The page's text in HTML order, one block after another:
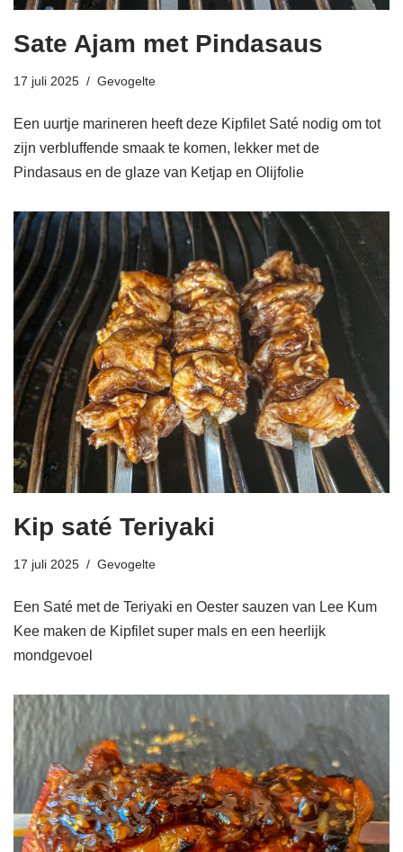
Sate Ajam met Pindasaus
17 juli 2025 Gevogelte
Een uurtje marineren heeft deze Kipfilet Saté nodig om tot
zijn verbluffende smaak te komen, lekker met de
Pindasaus en de glaze van Ketjap en Olijfolie
Kip saté Teriyaki
17 juli 2025 Gevogelte
Een Saté met de Teriyaki en Oester sauzen van Lee Kum
Kee maken de Kipfilet super mals en een heerlijk
mondgevoel